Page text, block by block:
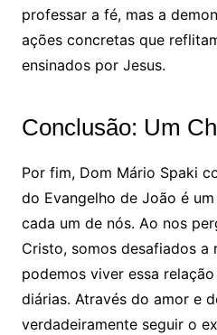
professar a fé, mas a
ações concretas que
ensinados por Jesus.
Conclusão: Um
Por fim, Dom Mário Spaki
do Evangelho de João é
cada um de nós. Ao nos
Cristo, somos desafiados a
podemos viver essa
diárias. Através do amor e
verdadeiramente seguir o